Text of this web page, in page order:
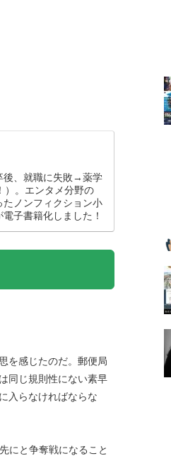
後、就職に失敗→薬学
）。エンタメ分野の
ノンフィクション小
子書籍化しました！
を感じたのだ。郵便局
同じ規則性にない素早
入らなければならな
にと争奪戦になること